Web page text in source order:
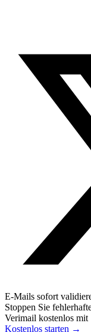
E-Mails sofort
Stoppen Sie
Verimail kostenlos
Kostenlos starten →